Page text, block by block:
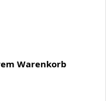
Warenkorb